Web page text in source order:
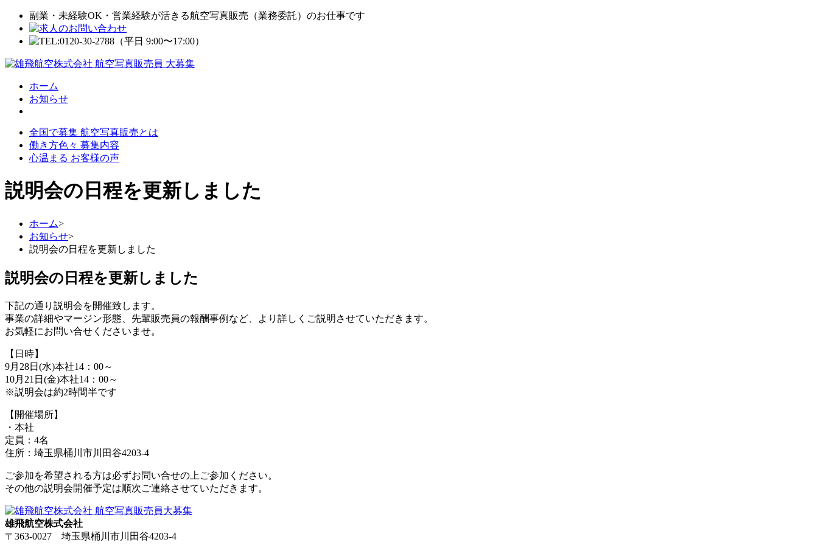
副業・未経験OK・営業経験が活きる航空写真販売（業務委託）のお仕事です
ホーム
お知らせ
全国で募集 航空写真販売とは
働き方色々 募集内容
心温まる お客様の声
説明会の日程を更新しました
ホーム>
お知らせ>
説明会の日程を更新しました
説明会の日程を更新しました
下記の通り説明会を開催致します。
事業の詳細やマージン形態、先輩販売員の報酬事例など、より詳しくご説明させていただきます。
お気軽にお問い合せくださいませ。
【日時】
9月28日(水)本社14：00～
10月21日(金)本社14：00～
※説明会は約2時間半です
【開催場所】
・本社
定員：4名
住所：埼玉県桶川市川田谷4203-4
ご参加を希望される方は必ずお問い合せの上ご参加ください。
その他の説明会開催予定は順次ご連絡させていただきます。
雄飛航空株式会社
〒363-0027 埼玉県桶川市川田谷4203-4